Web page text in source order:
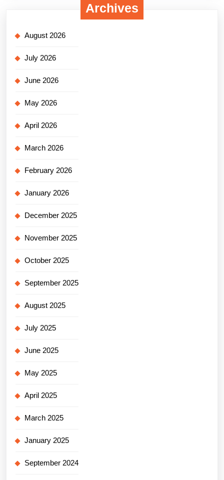
Archives
August 2026
July 2026
June 2026
May 2026
April 2026
March 2026
February 2026
January 2026
December 2025
November 2025
October 2025
September 2025
August 2025
July 2025
June 2025
May 2025
April 2025
March 2025
January 2025
September 2024